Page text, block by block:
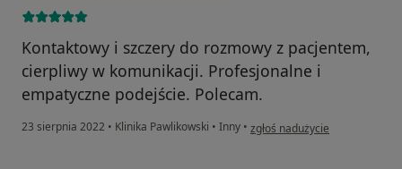
Kontaktowy i szczery do rozmowy z pacjentem,
cierpliwy w komunikacji. Profesjonalne i
empatyczne podejście. Polecam.
23 sierpnia 2022 • Klinika Pawlikowski • Inny • w opinii użytkownika
zgłoś nadużycie